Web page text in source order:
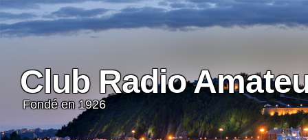
Club Radio
Fondé en 1926